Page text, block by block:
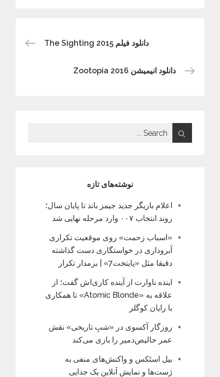
راهبری
نوشته
دانلود فیلم The Sighting 2015
دانلود انیمیشن Zootopia 2016
Search
for:
نوشته‌های تازه
اعلام بازیگر جدید جیمز باند تا پایان سال؛
روند انتخاب ۰۰۷ وارد مرحله نهایی شد
«اسباب زحمت» روی موقعیت تکراری
آبروداری در خواستگاری دست گذاشته
دقیقا مثل «پایتخت7» | برمدار تکرار
اینده ناوارت از آینده کاری‌اش گفت؛ از
علاقه به «Atomic Blonde» تا همکاری
با رایان کوگلر
روزگار آکسوی در «شبِ تاریخی» نقش
عمر حالیص‌دمیر را بازی می‌کند
بیل استَکس و واکنش‌های منفی به
ژست‌ها و نمایش آنلاین یک جدایی